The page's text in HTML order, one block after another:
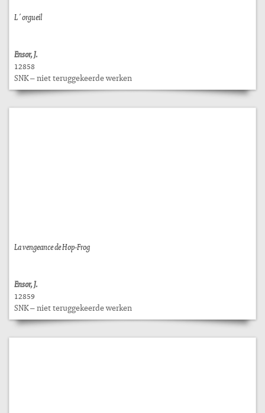
L´orgueil
Ensor, J.
12858
SNK – niet teruggekeerde werken
La vengeance de Hop-Frog
Ensor, J.
12859
SNK – niet teruggekeerde werken